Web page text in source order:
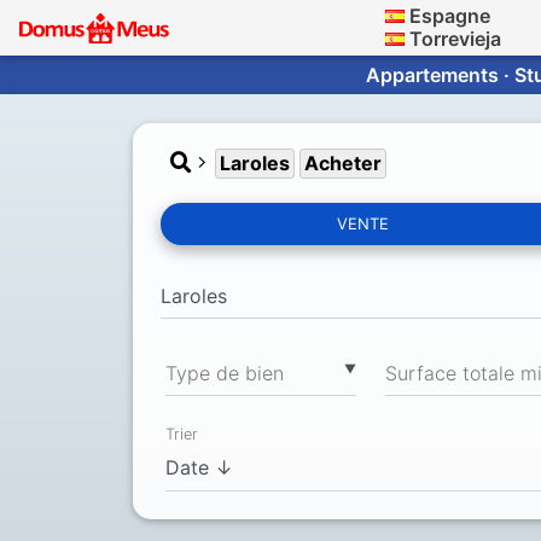
Espagne
Torrevieja
Appartements ·
Laroles Acheter
VENTE
▼
Type de bien
Trier